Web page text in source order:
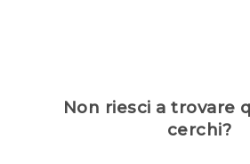
Non riesci a trovare
cerchi?